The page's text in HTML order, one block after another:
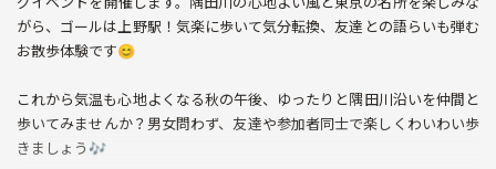
がら、ゴールは上野駅！気楽に歩いて気分転換、友達との語らいも弾む
お散歩体験です😊
これから気温も心地よくなる秋の午後、ゆったりと隅田川沿いを仲間と
歩いてみませんか？男女問わず、友達や参加者同士で楽しくわいわい歩
きましょう🎶